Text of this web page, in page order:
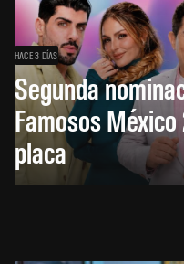
HACE 3 DÍAS
Segunda
Famosos
placa